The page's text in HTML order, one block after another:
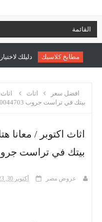
مطابخ كلاسيك دليلك
افضل سعر اثاث
بيتك في تراست جروب 01210044703
اثاث اكتوبر / معانا
بيتك في تراست جروب
عروض مصر أكتوبر 30, 2023